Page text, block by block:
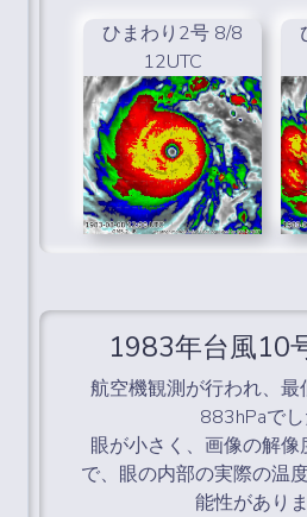
ひまわり2号 8/8
12UTC
1983年台風10
航空機観測が行われ、
883hPaでし
眼が小さく、画像の解
で、眼の内部の実際の温
能性がありま